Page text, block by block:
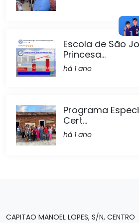
Escola de São
Princesa...
há 1 ano
Programa
Cert...
há 1 ano
CAPITAO MANOEL LOPES, S/N, CENTRO